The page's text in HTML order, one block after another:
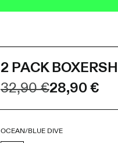
2 PACK
32,90 €28,90 €
OCEAN/BLUE DIVE